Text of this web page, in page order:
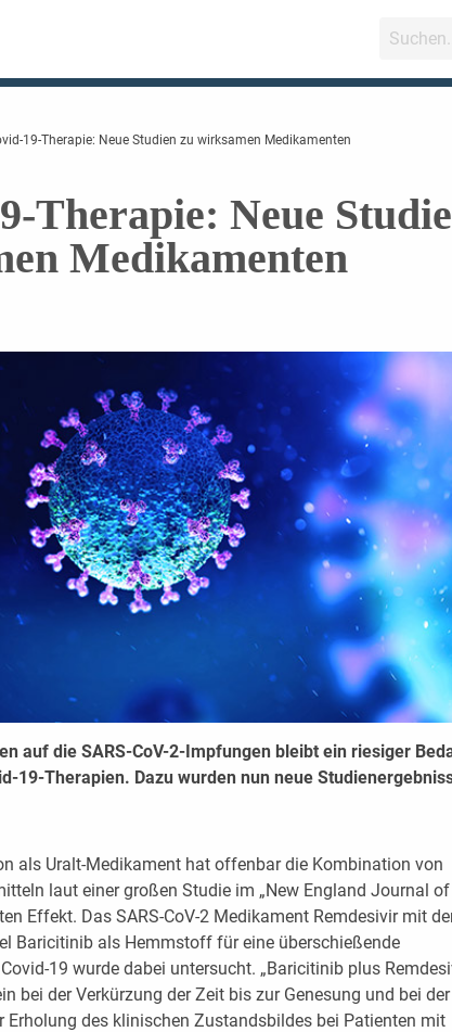
19-Therapie: Neue Studien zu wirksamen Medikamenten
Therapie: Neue
Medikamenten
auf die SARS-CoV-2-Impfungen bleibt ein riesiger
19-Therapien. Dazu wurden nun neue
als Uralt-Medikament hat offenbar die Kombination von
laut einer großen Studie im „New England Journal of
Effekt. Das SARS-CoV-2 Medikament Remdesivir mit
Baricitinib als Hemmstoff für eine überschießende
19 wurde dabei untersucht. „Baricitinib plus
bei der Verkürzung der Zeit bis zur Genesung und bei der
Erholung des klinischen Zustandsbildes bei Patienten mit